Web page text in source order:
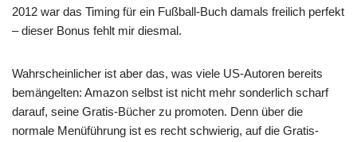
2012 war das Timing für ein Fußball-Buch damals freilich perfekt
– dieser Bonus fehlt mir diesmal.
Wahrscheinlicher ist aber das, was viele US-Autoren bereits
bemängelten: Amazon selbst ist nicht mehr sonderlich scharf
darauf, seine Gratis-Bücher zu promoten. Denn über die
normale Menüführung ist es recht schwierig, auf die Gratis-